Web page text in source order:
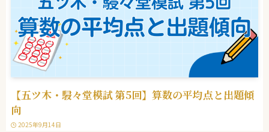
【五ツ木・駸々堂模試 第5回】算数の平均点と出題傾
向
2025年9月14日